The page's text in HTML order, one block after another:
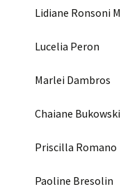
Lidiane Ronsoni
Lucelia Peron
Marlei Dambros
Chaiane Bukowski
Priscilla Romano
Paoline Bresolin